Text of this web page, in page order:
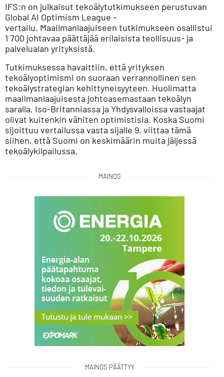
IFS:n on julkaisut tekoälytutkimukseen perustuvan
Global AI Optimism League -
vertailu. Maailmanlaajuiseen tutkimukseen osallistui
1 700 johtavaa päättäjää erilaisista teollisuus- ja
palvelualan yrityksistä.
Tutkimuksessa havaittiin, että yrityksen
tekoälyoptimismi on suoraan verrannollinen sen
tekoälystrategian kehittyneisyyteen. Huolimatta
maailmanlaajuisesta johtoasemastaan tekoälyn
saralla, Iso-Britanniassa ja Yhdysvalloissa vastaajat
olivat kuitenkin vähiten optimistisia. Koska Suomi
sijoittuu vertailussa vasta sijalle 9, viittaa tämä
siihen, että Suomi on keskimäärin muita jäljessä
tekoälykilpailussa.
MAINOS
MAINOS PÄÄTTYY